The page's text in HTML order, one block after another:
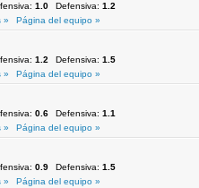
1.0 Defensiva: 1.2
»
Página del equipo »
1.2 Defensiva: 1.5
»
Página del equipo »
0.6 Defensiva: 1.1
»
Página del equipo »
0.9 Defensiva: 1.5
»
Página del equipo »